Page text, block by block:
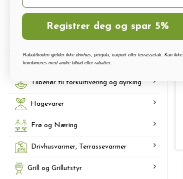
Polykarbonat, Glass Og Tilbehør
Terrassetak, Pergola, Hagestuer,
Carport
Drivhus vanningssett
Tilbehør til forkultivering og dyrking
Hagevarer
Frø og Næring
Drivhusvarmer, Terrassevarmer
Grill og Grillutstyr
Registrer deg og spar 5%
Rabattkoden gjelder ikke drivhus, pergola, carport eller terrassetak. Kan ikke
kombineres med andre tilbud eller rabatter.